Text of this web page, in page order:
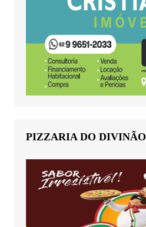
PIZZARIA DO DIVINÃO